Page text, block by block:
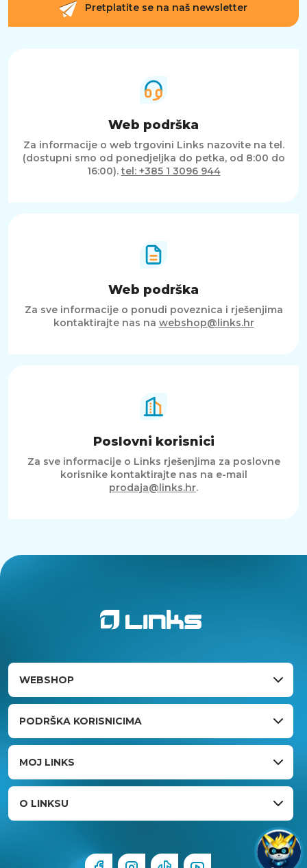
Pretplatite se na naš newsletter
Web podrška
Za informacije o web trgovini Links nazovite na tel.
(dostupni smo od ponedjeljka do petka, od 8:00 do
16:00).tel: +385 1 3096 944
Web podrška
Za sve informacije o ponudi poveznica i rješenjima
kontaktirajte nas na webshop@links.hr
Poslovni korisnici
Za sve informacije o Links rješenjima za poslovne
korisnike kontaktirajte nas na e-mail
prodaja@links.hr.
WEBSHOP
PODRŠKA KORISNICIMA
MOJ LINKS
O LINKSU